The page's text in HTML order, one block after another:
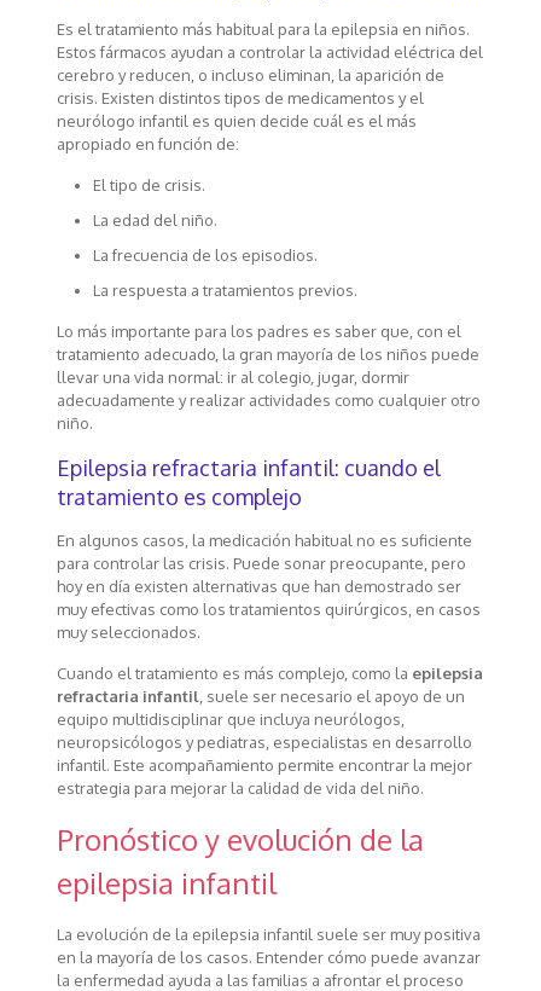
Es el tratamiento más habitual para la epilepsia en niños.
Estos fármacos ayudan a controlar la actividad eléctrica del
cerebro y reducen, o incluso eliminan, la aparición de
crisis. Existen distintos tipos de medicamentos y el
neurólogo infantil es quien decide cuál es el más
apropiado en función de:
El tipo de crisis.
La edad del niño.
La frecuencia de los episodios.
La respuesta a tratamientos previos.
Lo más importante para los padres es saber que, con el
tratamiento adecuado, la gran mayoría de los niños puede
llevar una vida normal: ir al colegio, jugar, dormir
adecuadamente y realizar actividades como cualquier otro
niño.
Epilepsia refractaria infantil: cuando el
tratamiento es complejo
En algunos casos, la medicación habitual no es suficiente
para controlar las crisis. Puede sonar preocupante, pero
hoy en día existen alternativas que han demostrado ser
muy efectivas como los tratamientos quirúrgicos, en casos
muy seleccionados.
Cuando el tratamiento es más complejo, como la epilepsia
refractaria infantil , suele ser necesario el apoyo de un
equipo multidisciplinar que incluya neurólogos,
neuropsicólogos y pediatras, especialistas en desarrollo
infantil. Este acompañamiento permite encontrar la mejor
estrategia para mejorar la calidad de vida del niño.
Pronóstico y evolución de la
epilepsia infantil
La evolución de la epilepsia infantil suele ser muy positiva
en la mayoría de los casos. Entender cómo puede avanzar
la enfermedad ayuda a las familias a afrontar el proceso